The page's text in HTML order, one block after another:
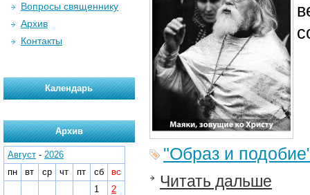
"Образ и
Читать дальше
Вопросы священнику
Архив
Контакты
Календарь
Архив
Август - 2026
пн
вт ср чт пт сб
вс
1
2